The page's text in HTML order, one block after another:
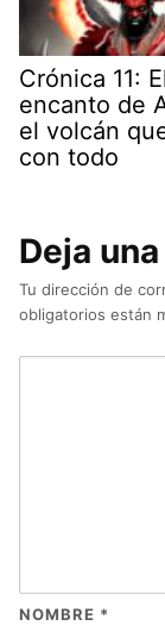
Crónica 11:
encanto de
el volcán
con todo
Deja
Tu dirección de
obligatorios están
NOMBRE *